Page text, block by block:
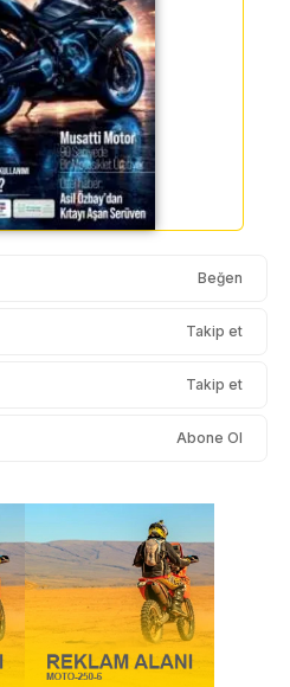
Beğen
Takip et
Takip et
Abone Ol